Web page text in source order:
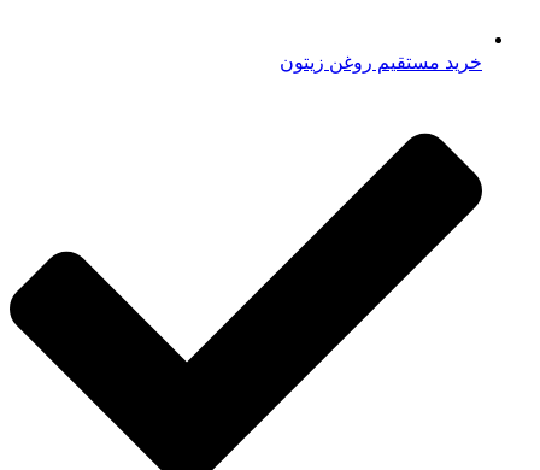
خرید مستقیم روغن زیتون